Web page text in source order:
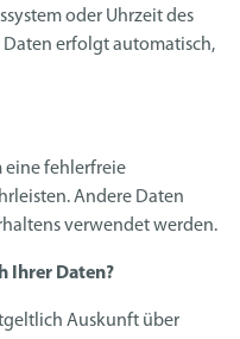
oder Uhrzeit des
Daten erfolgt automatisch,
eine fehlerfreie
Andere Daten
verwendet werden.
Ihrer Daten?
Auskunft über